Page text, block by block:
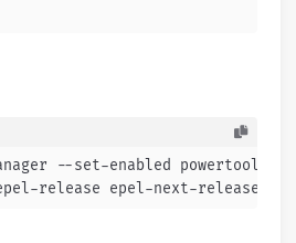
--set-enabled powertools
release epel-next-release